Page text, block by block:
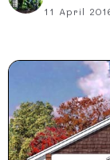
11 April